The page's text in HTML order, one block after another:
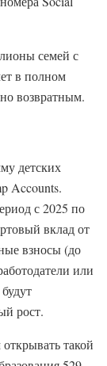
семей с
в полном
возвратным.
детских
Accounts.
с 2025 по
вклад от
взносы (до
или
рост.
такой